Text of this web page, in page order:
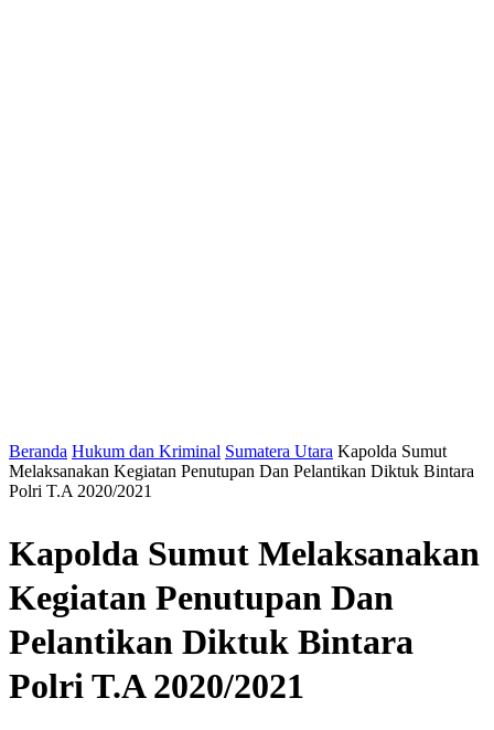
Beranda Hukum dan Kriminal Sumatera Utara Kapolda Sumut
Melaksanakan Kegiatan Penutupan Dan Pelantikan Diktuk Bintara
Polri T.A 2020/2021
Kapolda Sumut Melaksanakan
Kegiatan Penutupan Dan
Pelantikan Diktuk Bintara
Polri T.A 2020/2021